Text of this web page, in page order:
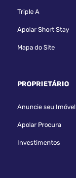
Triple A
Apolar Short Stay
Mapa do Site
PROPRIETÁRIO
Anuncie seu Imóvel
Apolar Procura
Investimentos